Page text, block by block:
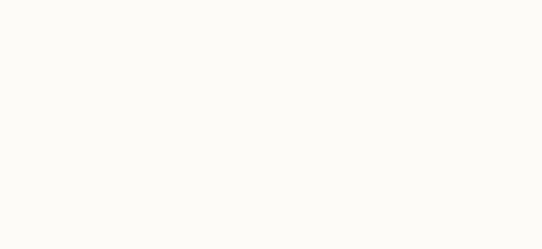
hållbarhet för att stå sig år efter år. Alla produkter har hög
Det familjevänliga kvarteret Roden byggs i den södra delen av
som husen omsluter en grön innergård med gott om plats för